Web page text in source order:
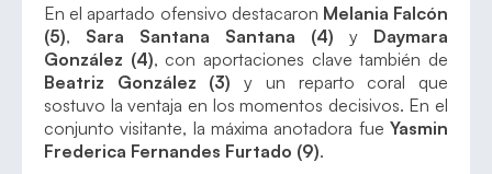
En el apartado ofensivo destacaron Melania Falcón
(5), Sara Santana Santana (4) y Daymara
González (4), con aportaciones clave también de
Beatriz González (3) y un reparto coral que
sostuvo la ventaja en los momentos decisivos. En el
conjunto visitante, la máxima anotadora fue Yasmin
Frederica Fernandes Furtado (9).